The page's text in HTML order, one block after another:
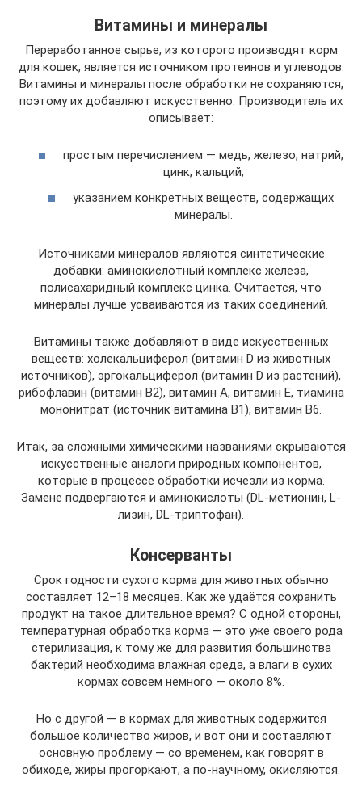
Витамины и минералы
Переработанное сырье, из которого производят корм
для кошек, является источником протеинов и углеводов.
Витамины и минералы после обработки не сохраняются,
поэтому их добавляют искусственно. Производитель их
описывает:
простым перечислением — медь, железо, натрий,
цинк, кальций;
указанием конкретных веществ, содержащих
минералы.
Источниками минералов являются синтетические
добавки: аминокислотный комплекс железа,
полисахаридный комплекс цинка. Считается, что
минералы лучше усваиваются из таких соединений.
Витамины также добавляют в виде искусственных
веществ: холекальциферол (витамин D из животных
источников), эргокальциферол (витамин D из растений),
рибофлавин (витамин B2), витамин А, витамин Е, тиамина
мононитрат (источник витамина B1), витамин B6.
Итак, за сложными химическими названиями скрываются
искусственные аналоги природных компонентов,
которые в процессе обработки исчезли из корма.
Замене подвергаются и аминокислоты (DL-метионин, L-
лизин, DL-триптофан).
Консерванты
Срок годности сухого корма для животных обычно
составляет 12–18 месяцев. Как же удаётся сохранить
продукт на такое длительное время? С одной стороны,
температурная обработка корма — это уже своего рода
стерилизация, к тому же для развития большинства
бактерий необходима влажная среда, а влаги в сухих
кормах совсем немного — около 8%.
Но с другой — в кормах для животных содержится
большое количество жиров, и вот они и составляют
основную проблему — со временем, как говорят в
обиходе, жиры прогоркают, а по-научному, окисляются.